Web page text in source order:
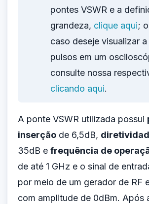
pontes VSWR e a
grandeza, clique aqui;
caso deseje visualizar
pulsos em um
consulte nossa
clicando aqui.
A ponte VSWR utilizada possui
inserçãode 6,5dB,
35dB e frequência de
de até 1 GHz e o sinal de
por meio de um gerador de RF
com amplitude de 0dBm. Após